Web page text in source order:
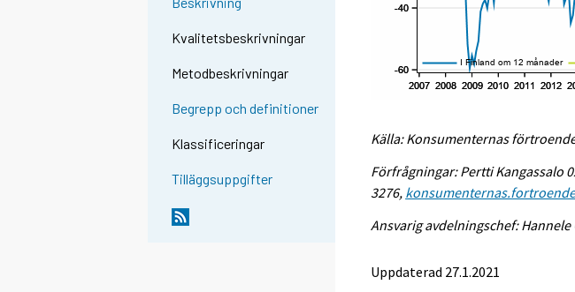
Kvalitetsbeskrivningar
Metodbeskrivningar
Begrepp och definitioner
Klassificeringar
Tilläggsuppgifter
Källa: Konsumenternas
Förfrågningar: Pertti Kangassalo
3276,
Ansvarig avdelningschef: Hannele
Uppdaterad 27.1.2021